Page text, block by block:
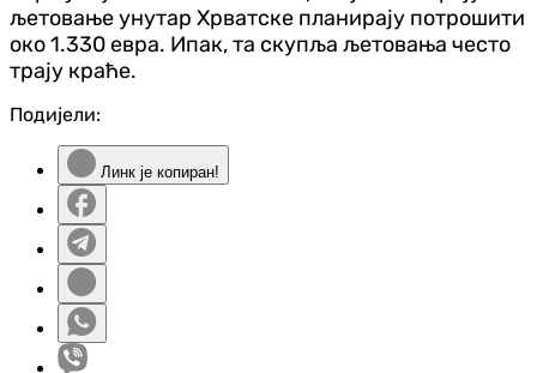
љетовање унутар Хрватске планирају потрошити
око 1.330 евра. Ипак, та скупља љетовања често
трају краће.
Подијели:
Линк је копиран!